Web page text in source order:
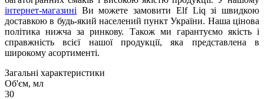
інтернет-магазині Ви можете замовити Elf Liq зі швидкою
доставкою в будь-який населений пункт України. Наша цінова
політика нижча за ринкову. Також ми гарантуємо якість і
справжність всієї нашої продукції, яка представлена в
широкому асортименті.
Загальні характеристики
Об'єм, мл
30